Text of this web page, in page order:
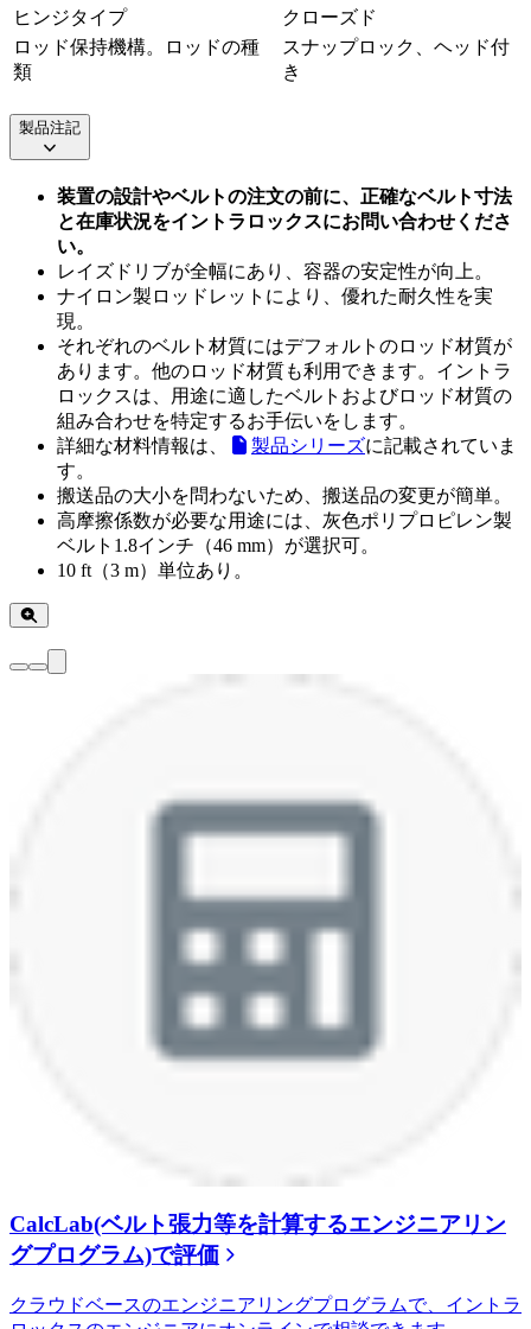
ヒンジタイプ
クローズド
ロッド保持機構。ロッドの種
類
スナップロック、ヘッド付
き
製品注記
装置の設計やベルトの注文の前に、正確なベルト寸法
と在庫状況をイントラロックスにお問い合わせくださ
い。
レイズドリブが全幅にあり、容器の安定性が向上。
ナイロン製ロッドレットにより、優れた耐久性を実
現。
それぞれのベルト材質にはデフォルトのロッド材質が
あります。他のロッド材質も利用できます。イントラ
ロックスは、用途に適したベルトおよびロッド材質の
組み合わせを特定するお手伝いをします。
詳細な材料情報は、
製品シリーズに記載されていま
す。
搬送品の大小を問わないため、搬送品の変更が簡単。
高摩擦係数が必要な用途には、灰色ポリプロピレン製
ベルト1.8インチ（46 mm）が選択可。
10 ft（3 m）単位あり。
CalcLab(ベルト張力等を計算するエンジニアリン
グプログラム)で評価
クラウドベースのエンジニアリングプログラムで、イントラ